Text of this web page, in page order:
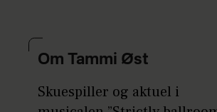
Om Tammi Øst
Skuespiller og aktuel i